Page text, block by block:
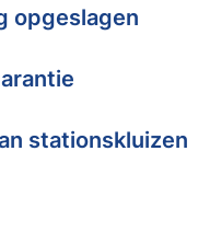
opgeslagen
stationskluizen